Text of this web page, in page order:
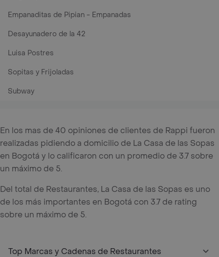
Empanaditas de Pipian - Empanadas
Desayunadero de la 42
Luisa Postres
Sopitas y Frijoladas
Subway
En los mas de 40 opiniones de clientes de Rappi fueron
realizadas pidiendo a domicilio de La Casa de las Sopas
en Bogotá y lo calificaron con un promedio de 3.7 sobre
un máximo de 5.
Del total de Restaurantes, La Casa de las Sopas es uno
de los más importantes en Bogotá con 3.7 de rating
sobre un máximo de 5.
Top Marcas y Cadenas de Restaurantes